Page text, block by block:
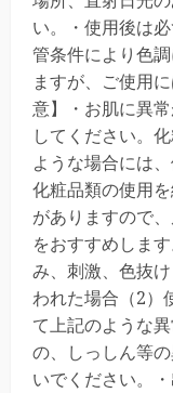
い。・使用後は
管条件により色
ますが、ご使用
意】・お肌に異
してください。
ような場合には
化粧品類の使用
がありますので
をおすすめしま
み、刺激、色抜
われた場合（2）
て上記のような
の、しっしん等
いでください。